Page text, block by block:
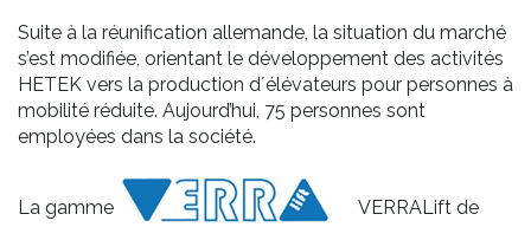
Suite à la réunification allemande, la situation du marché
s’est modifiée, orientant le développement des activités
HETEK vers la production d´élévateurs pour personnes à
mobilité réduite. Aujourd’hui, 75 personnes sont
employées dans la société.
La gamme VERRALift de